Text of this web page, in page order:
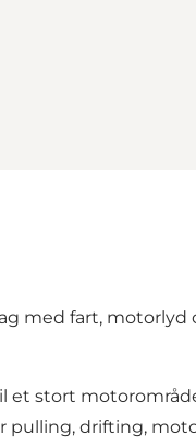
med fart,
et stort
pulling, drifting,